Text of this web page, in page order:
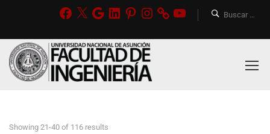
Showing 21-40 of 116 results